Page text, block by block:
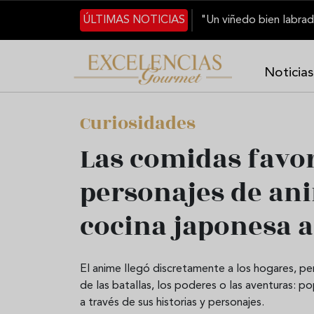
Pasar al contenido principal
ÚLTIMAS NOTICIAS
Noticias
Curiosidades
Las comidas
personajes de
cocina japonesa
El anime llegó discretamente a los hogares,
de las batallas, los poderes o las aventuras:
a través de sus historias y personajes.